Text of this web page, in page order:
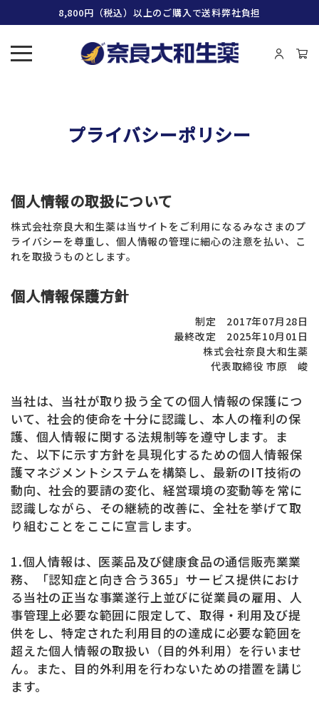
8,800円（税込）以上のご購入で送料弊社負担
プライバシーポリシー
個人情報の取扱について
株式会社奈良大和生薬は当サイトをご利用になるみなさまのプ
ライバシーを尊重し、個人情報の管理に細心の注意を払い、こ
れを取扱うものとします。
個人情報保護方針
制定 2017年07月28日
最終改定 2025年10月01日
株式会社奈良大和生薬
代表取締役 市原 峻
当社は、当社が取り扱う全ての個人情報の保護につ
いて、社会的使命を十分に認識し、本人の権利の保
護、個人情報に関する法規制等を遵守します。ま
た、以下に示す方針を具現化するための個人情報保
護マネジメントシステムを構築し、最新のIT技術の
動向、社会的要請の変化、経営環境の変動等を常に
認識しながら、その継続的改善に、全社を挙げて取
り組むことをここに宣言します。
1.個人情報は、医薬品及び健康食品の通信販売業業
務、「認知症と向き合う365」サービス提供におけ
る当社の正当な事業遂行上並びに従業員の雇用、人
事管理上必要な範囲に限定して、取得・利用及び提
供をし、特定された利用目的の達成に必要な範囲を
超えた個人情報の取扱い（目的外利用）を行いませ
ん。また、目的外利用を行わないための措置を講じ
ます。